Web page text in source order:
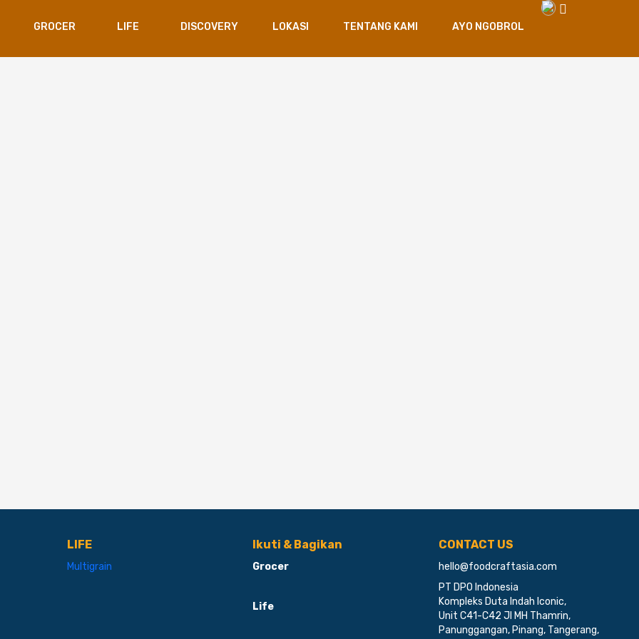
GROCER LIFE DISCOVERY LOKASI TENTANG KAMI AYO NGOBROL
LIFE
Multigrain
Ikuti & Bagikan
Grocer
Life
CONTACT US
hello@foodcraftasia.com
PT DPO Indonesia
Kompleks Duta Indah Iconic,
Unit C41-C42 Jl MH Thamrin,
Panunggangan, Pinang, Tangerang,